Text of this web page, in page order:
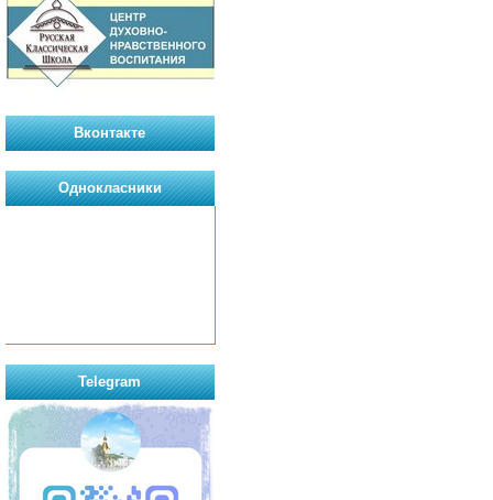
Вконтакте
Однокласники
Telegram